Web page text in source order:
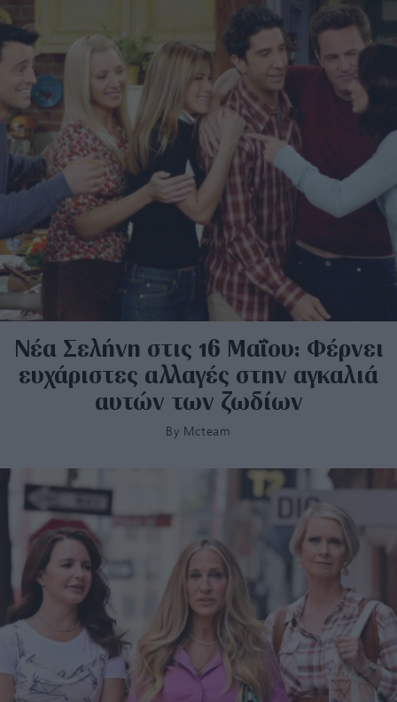
Νέα Σελήνη στις 16 Μαΐου: Φέρνει
ευχάριστες αλλαγές στην αγκαλιά
αυτών των ζωδίων
By Mcteam